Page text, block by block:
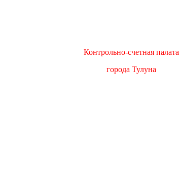
Контрольно-счетная палата
города Тулуна